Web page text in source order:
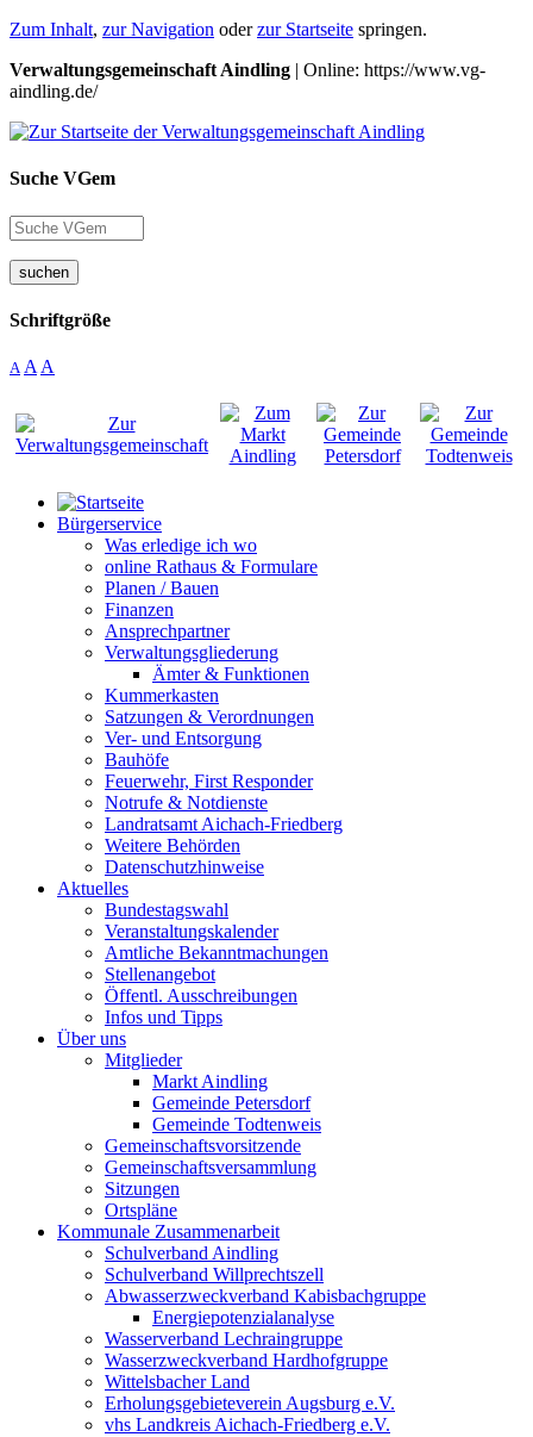
Zum Inhalt, zur Navigation oderzur Startseite springen.
Verwaltungsgemeinschaft Aindling | Online: https://www.vg-
aindling.de/
Suche VGem
suchen
Schriftgröße
A A A
Bürgerservice
Was erledige ich wo
online Rathaus & Formulare
Planen / Bauen
Finanzen
Ansprechpartner
Verwaltungsgliederung
Ämter & Funktionen
Kummerkasten
Satzungen & Verordnungen
Ver- und Entsorgung
Bauhöfe
Feuerwehr, First Responder
Notrufe & Notdienste
Landratsamt Aichach-Friedberg
Weitere Behörden
Datenschutzhinweise
Aktuelles
Bundestagswahl
Veranstaltungskalender
Amtliche Bekanntmachungen
Stellenangebot
Öffentl. Ausschreibungen
Infos und Tipps
Über uns
Mitglieder
Markt Aindling
Gemeinde Petersdorf
Gemeinde Todtenweis
Gemeinschaftsvorsitzende
Gemeinschaftsversammlung
Sitzungen
Ortspläne
Kommunale Zusammenarbeit
Schulverband Aindling
Schulverband Willprechtszell
Abwasserzweckverband Kabisbachgruppe
Energiepotenzialanalyse
Wasserverband Lechraingruppe
Wasserzweckverband Hardhofgruppe
Wittelsbacher Land
Erholungsgebieteverein Augsburg e.V.
vhs Landkreis Aichach-Friedberg e.V.